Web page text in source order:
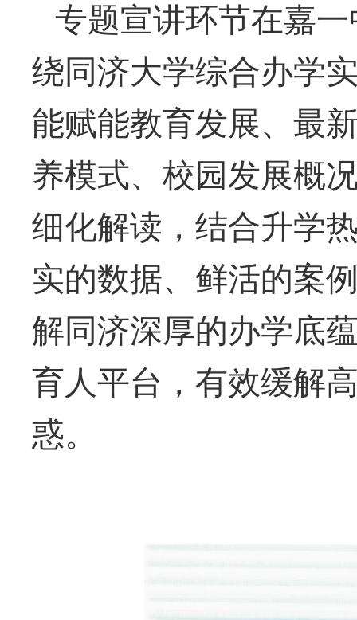
专题宣讲环节在嘉
绕同济大学综合办学
能赋能教育发展、最
养模式、校园发展概
细化解读，结合升学
实的数据、鲜活的案
解同济深厚的办学底
育人平台，有效缓解
惑。